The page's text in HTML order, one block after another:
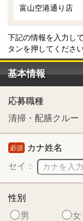
富山空港通り店
下記の情報を入力し
タンを押してください
基本情報
応募職種
清掃・配膳クルー
必須 カナ姓名
セイ：
性別
男
女